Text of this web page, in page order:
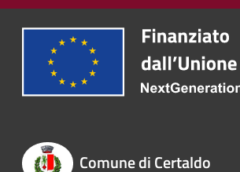
Comune di Certaldo